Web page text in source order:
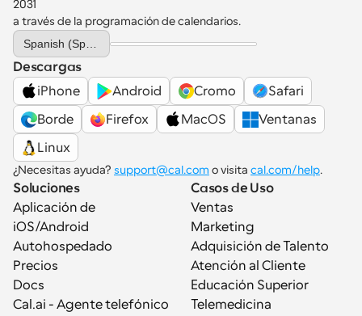
2031
a través de la programación de calendarios.
Select Language
Descargas
iPhone
Android Cromo
Safari
Borde
Firefox MacOS
Ventanas
Linux
¿Necesitas ayuda? support@cal.com o visita cal.com/help.
Soluciones
Aplicación de
iOS/Android
Autohospedado
Precios
Docs
Cal.ai - Agente telefónico
Casos de Uso
Ventas
Marketing
Adquisición de Talento
Atención al Cliente
Educación Superior
Telemedicina